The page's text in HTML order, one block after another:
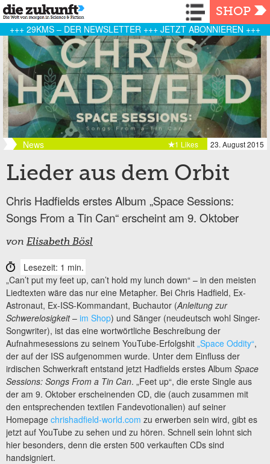
Navigation
SHOP
+++ 29KMS – DER NEWSLETTER +++ JETZT ABONNIEREN +++
News 23. August 2015
1 Likes
Lieder aus dem Orbit
Chris Hadfields erstes Album „Space Sessions:
Songs From a Tin Can“ erscheint am 9. Oktober
von Elisabeth Bösl
Lesezeit: 1 min.
„Can’t put my feet up, can’t hold my lunch down“ – in den meisten
Liedtexten wäre das nur eine Metapher. Bei Chris Hadfield, Ex-
Astronaut, Ex-ISS-Kommandant, Buchautor (Anleitung zur
Schwerelosigkeit– im Shop) und Sänger (neudeutsch wohl Singer-
Songwriter), ist das eine wortwörtliche Beschreibung der
Aufnahmesessions zu seinem YouTube-Erfolgshit „Space Oddity“,
der auf der ISS aufgenommen wurde. Unter dem Einfluss der
irdischen Schwerkraft entstand jetzt Hadfields erstes Album Space
Sessions: Songs From a Tin Can. „Feet up“, die erste Single aus
der am 9. Oktober erscheinenden CD, die (auch zusammen mit
den entsprechenden textilen Fandevotionalien) auf seiner
Homepage chrishadfield-world.com zu erwerben sein wird, gibt es
jetzt auf YouTube zu sehen und zu hören. Schnell sein lohnt sich
hier besonders, denn die ersten 500 verkauften CDs sind
handsigniert.